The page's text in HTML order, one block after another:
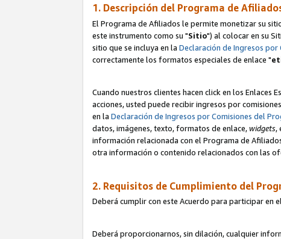
1. Descripción del Programa de
El Programa de Afiliados le permite monetizar su
este instrumento como su "Sitio") al colocar en su
sitio que se incluya en la Declaración de Ingresos
correctamente los formatos especiales de enlace "
Cuando nuestros clientes hacen click en los Enlaces
acciones, usted puede recibir ingresos por
en la Declaración de Ingresos por Comisiones del
datos, imágenes, texto, formatos de enlace,widgets,
información relacionada con el Programa de
otra información o contenido relacionados con las
2. Requisitos de Cumplimiento del
Deberá cumplir con este Acuerdo para participar en
Deberá proporcionarnos, sin dilación, cualquier